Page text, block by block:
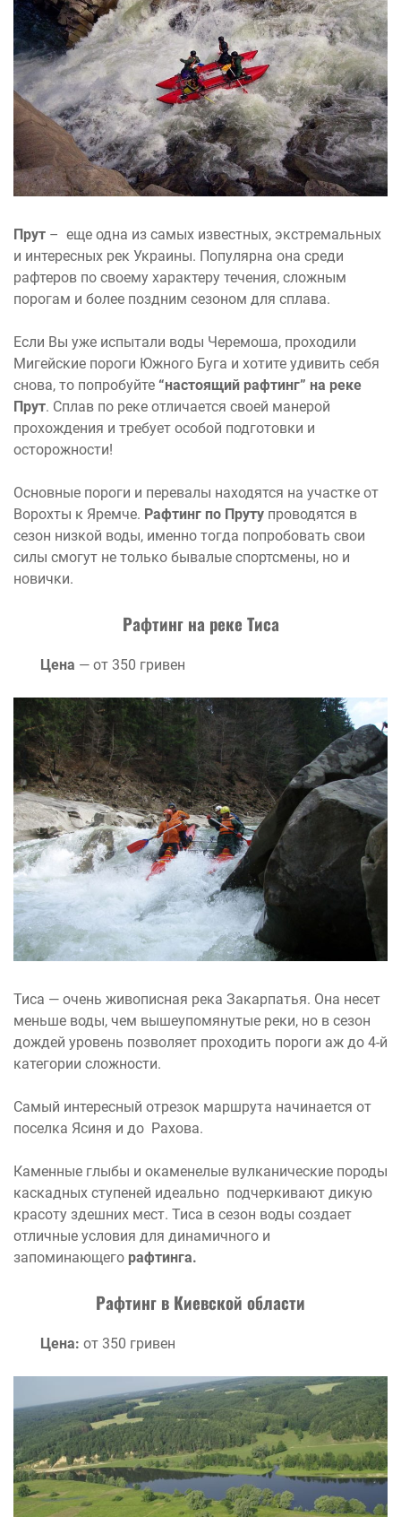
Прут – еще одна из самых известных, экстремальных
и интересных рек Украины. Популярна она среди
рафтеров по своему характеру течения, сложным
порогам и более поздним сезоном для сплава.
Если Вы уже испытали воды Черемоша, проходили
Мигейские пороги Южного Буга и хотите удивить себя
снова, то попробуйте “настоящий рафтинг” на реке
Прут. Сплав по реке отличается своей манерой
прохождения и требует особой подготовки и
осторожности!
Основные пороги и перевалы находятся на участке от
Ворохты к Яремче. Рафтинг по Пруту проводятся в
сезон низкой воды, именно тогда попробовать свои
силы смогут не только бывалые спортсмены, но и
новички.
Рафтинг на реке Тиса
Цена — от 350 гривен
Тиса — очень живописная река Закарпатья. Она несет
меньше воды, чем вышеупомянутые реки, но в сезон
дождей уровень позволяет проходить пороги аж до 4-й
категории сложности.
Самый интересный отрезок маршрута начинается от
поселка Ясиня и до Рахова.
Каменные глыбы и окаменелые вулканические породы
каскадных ступеней идеально подчеркивают дикую
красоту здешних мест. Тиса в сезон воды создает
отличные условия для динамичного и
запоминающего рафтинга.
Рафтинг в Киевской области
Цена: от 350 гривен